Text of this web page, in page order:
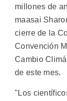
millones de
maasai
cierre de la
Convención
Cambio
de este mes.
"Los